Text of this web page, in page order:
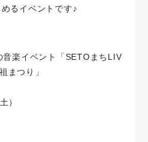
るイベントです♪
楽イベント「SETOまちLIV
まつり」
）